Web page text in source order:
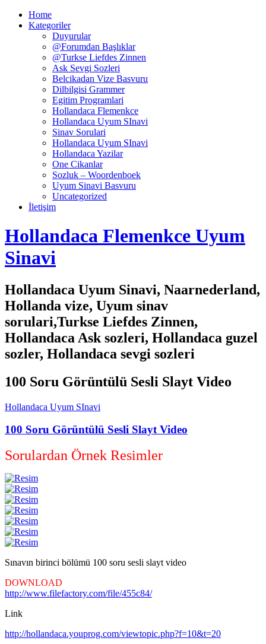
Home
Kategoriler
Duyurular
@Forumdan Başlıklar
@Turkse Liefdes Zinnen
Ask Sevgi Sozleri
Belcikadan Vize Basvuru
Dilbilgisi Grammer
Egitim Programlari
Hollandaca Flemenkce
Hollandaca Uyum SInavi
Sinav Sorulari
Hollandaca Uyum SInavi
Hollandaca Yazilar
One Cikanlar
Sozluk – Woordenboek
Uyum Sinavi Basvuru
Uncategorized
İletişim
Hollandaca Flemenkce Uyum
Sinavi
Hollandaca Uyum Sinavi, Naarnederland,
Hollanda vize, Uyum sinav
sorulari,Turkse Liefdes Zinnen,
Hollandaca Ask sozleri, Hollandaca guzel
sozler, Hollandaca sevgi sozleri
100 Soru Görüntülü Sesli Slayt Video
Hollandaca Uyum SInavi
100 Soru Görüntülü Sesli Slayt Video
Sorulardan Örnek Resimler
Sınavın birinci bölümü 100 soru sesli slayt video
DOWNLOAD
http://www.filefactory.com/file/455c84/
Link
http://hollandaca.youprog.com/viewtopic.php?f=10&t=20